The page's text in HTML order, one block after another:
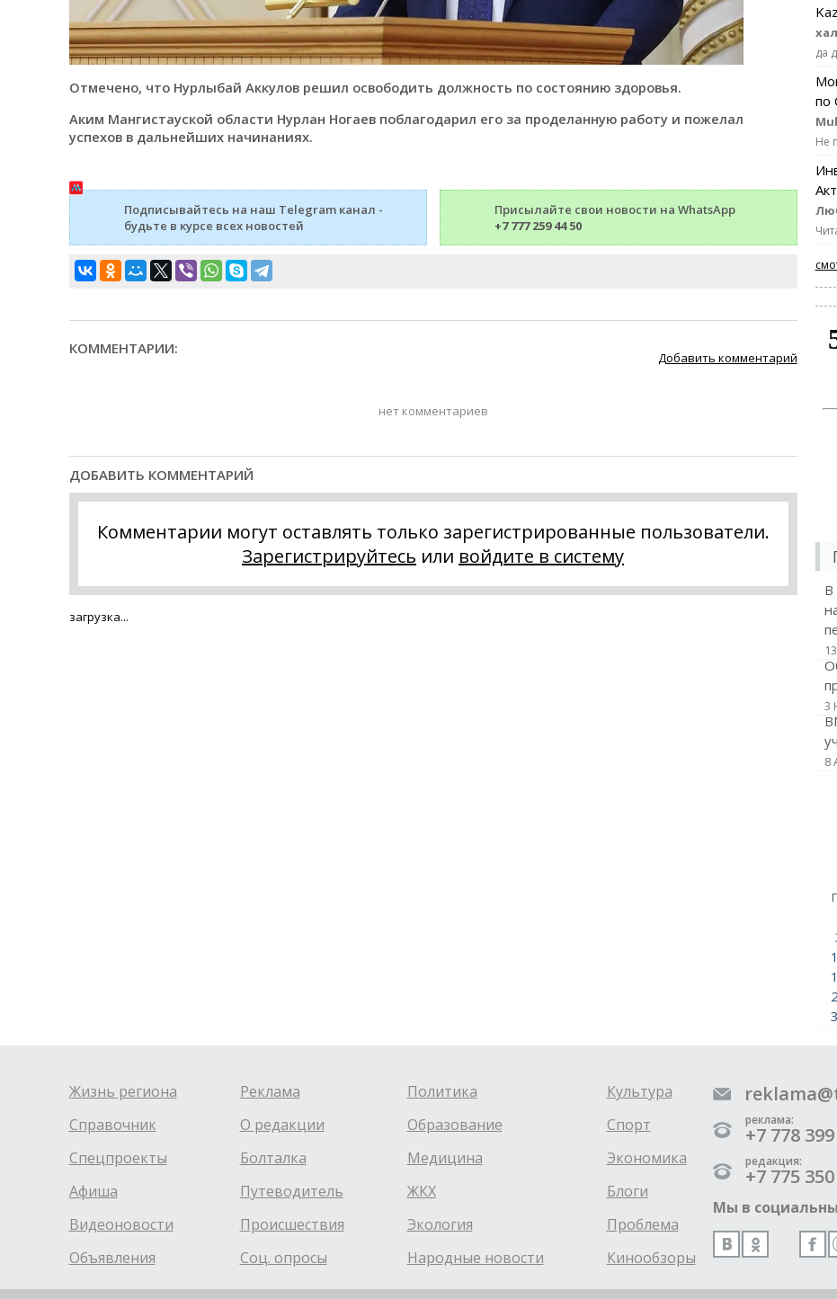
Отмечено, что Нурлыбай Аккулов решил освободить должность по состоянию здоровья.
Аким Мангистауской области Нурлан Ногаев поблагодарил его за проделанную работу и пожелал
успехов в дальнейших начинаниях.
Подписывайтесь на наш Telegram канал -
будьте в курсе всех новостей
Присылайте свои новости на WhatsApp
+7 777 259 44 50
КОММЕНТАРИИ:
Добавить комментарий
нет комментариев
ДОБАВИТЬ КОММЕНТАРИЙ
Комментарии могут оставлять только зарегистрированные пользователи.
Зарегистрируйтесь или войдите в систему
загрузка...
да
по
Не
В
3
8
Жизнь региона
Справочник
Спецпроекты
Афиша
Видеоновости
Объявления
Реклама
О редакции
Болталка
Путеводитель
Происшествия
Соц. опросы
Политика
Образование
Медицина
ЖКХ
Экология
Народные новости
Культура
Спорт
Экономика
Блоги
Проблема
Кинообзоры
реклама:
+7 778
редакция:
+7 775
Мы в